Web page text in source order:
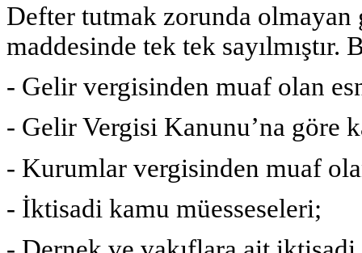
Defter tutmak zorunda
maddesinde tek tek sayılmıştır.
- Gelir vergisinden muaf olan
- Gelir Vergisi Kanunu’na göre
- Kurumlar vergisinden muaf
- İktisadi kamu müesseseleri;